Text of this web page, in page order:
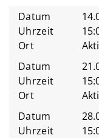
Datum
Uhrzeit
Ort
Datum
Uhrzeit
Ort
Datum
Uhrzeit